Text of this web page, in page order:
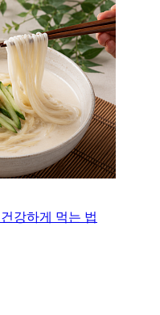
강하게 먹는 법